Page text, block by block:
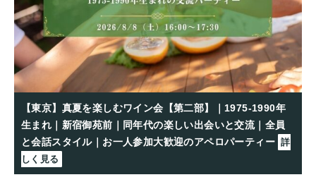
【東京】真夏を楽しむワイン会【第二部】｜1975-1990年
生まれ｜新宿御苑前｜同年代の楽しい出会いと交流｜全員
と会話スタイル｜お一人参加大歓迎のアペロパーティー 詳
しく見る